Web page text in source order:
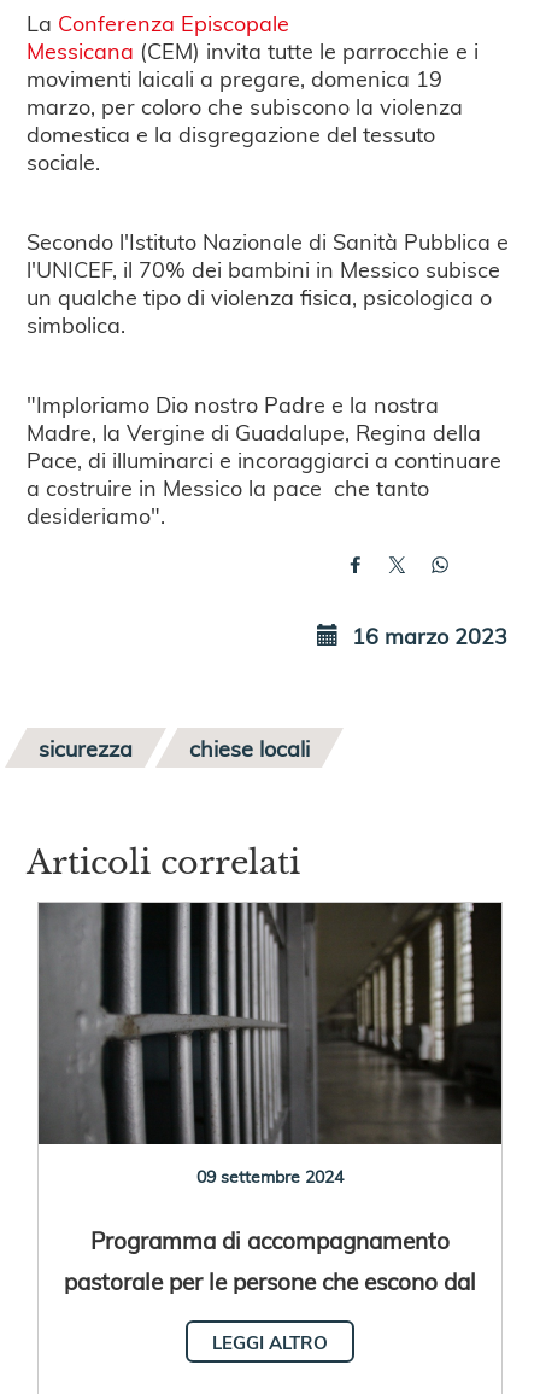
La Conferenza Episcopale
Messicana (CEM) invita tutte le parrocchie e i
movimenti laicali a pregare, domenica 19
marzo, per coloro che subiscono la violenza
domestica e la disgregazione del tessuto
sociale.
Secondo l'Istituto Nazionale di Sanità Pubblica e
l'UNICEF, il 70% dei bambini in Messico subisce
un qualche tipo di violenza fisica, psicologica o
simbolica.
"Imploriamo Dio nostro Padre e la nostra
Madre, la Vergine di Guadalupe, Regina della
Pace, di illuminarci e incoraggiarci a continuare
a costruire in Messico la pace che tanto
desideriamo".
16 marzo 2023
sicurezza chiese locali
Articoli correlati
09 settembre 2024
Programma di accompagnamento
pastorale per le persone che escono dal
carcere
LEGGI ALTRO